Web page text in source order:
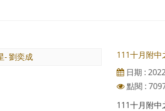
111十月附中
日期 :
點閱 :
111十月附